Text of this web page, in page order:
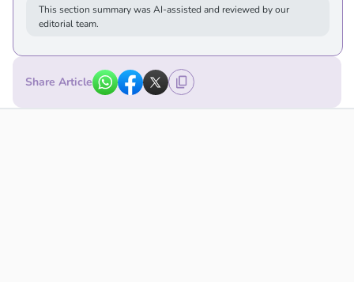
This section summary was AI-assisted and reviewed by our
editorial team.
Share Article